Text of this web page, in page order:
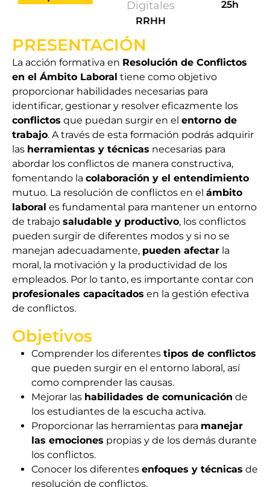
Digitales
RRHH
25h
PRESENTACIÓN
La acción formativa en Resolución de Conflictos
en el Ámbito Laboral tiene como objetivo
proporcionar habilidades necesarias para
identificar, gestionar y resolver eficazmente los
conflictos que puedan surgir en el entorno de
trabajo. A través de esta formación podrás adquirir
las herramientas y técnicas necesarias para
abordar los conflictos de manera constructiva,
fomentando la colaboración y el entendimiento
mutuo. La resolución de conflictos en el ámbito
laboral es fundamental para mantener un entorno
de trabajo saludable y productivo, los conflictos
pueden surgir de diferentes modos y si no se
manejan adecuadamente, pueden afectar la
moral, la motivación y la productividad de los
empleados. Por lo tanto, es importante contar con
profesionales capacitados en la gestión efectiva
de conflictos.
Objetivos
Comprender los diferentes tipos de conflictos
que pueden surgir en el entorno laboral, así
como comprender las causas.
Mejorar las habilidades de comunicación de
los estudiantes de la escucha activa.
Proporcionar las herramientas para manejar
las emociones propias y de los demás durante
los conflictos.
Conocer los diferentes enfoques y técnicas de
resolución de conflictos.